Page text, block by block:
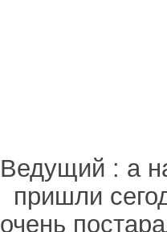
Ведущий : а
пришли
очень